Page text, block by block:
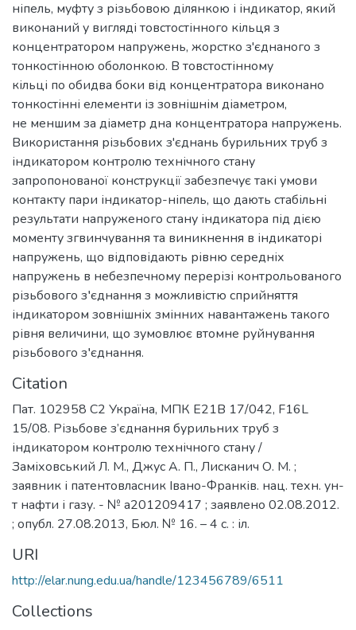
ніпель, муфту з різьбовою ділянкою і індикатор, який
виконаний у вигляді товстостінного кільця з
концентратором напружень, жорстко з'єднаного з
тонкостінною оболонкою. В товстостінному
кільці по обидва боки від концентратора виконано
тонкостінні елементи із зовнішнім діаметром,
не меншим за діаметр дна концентратора напружень.
Використання різьбових з'єднань бурильних труб з
індикатором контролю технічного стану
запропонованої конструкції забезпечує такі умови
контакту пари індикатор-ніпель, що дають стабільні
результати напруженого стану індикатора під дією
моменту згвинчування та виникнення в індикаторі
напружень, що відповідають рівню середніх
напружень в небезпечному перерізі контрольованого
різьбового з′єднання з можливістю сприйняття
індикатором зовнішніх змінних навантажень такого
рівня величини, що зумовлює втомне руйнування
різьбового з′єднання.
Citation
Пат. 102958 С2 Україна, МПК E21B 17/042, F16L
15/08. Різьбове з’єднання бурильних труб з
індикатором контролю технічного стану /
Заміховський Л. М., Джус А. П., Лисканич О. М. ;
заявник і патентовласник Івано-Франків. нац. техн. ун-
т нафти і газу. - № a201209417 ; заявлено 02.08.2012.
; опубл. 27.08.2013, Бюл. № 16. – 4 с. : іл.
URI
http://elar.nung.edu.ua/handle/123456789/6511
Collections